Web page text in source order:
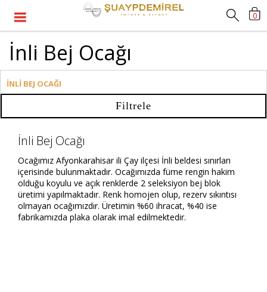
0
İnli Bej Ocağı
İNLİ BEJ OCAĞI
Filtrele
İnli Bej Ocağı
Ocağımız Afyonkarahisar ili Çay ilçesi İnli beldesi sınırları
içerisinde bulunmaktadır. Ocağımızda füme rengin hakim
olduğu koyulu ve açık renklerde 2 seleksiyon bej blok
üretimi yapılmaktadır. Renk homojen olup, rezerv sıkıntısı
olmayan ocağımızdır. Üretimin %60 ihracat, %40 ise
fabrikamızda plaka olarak imal edilmektedir.